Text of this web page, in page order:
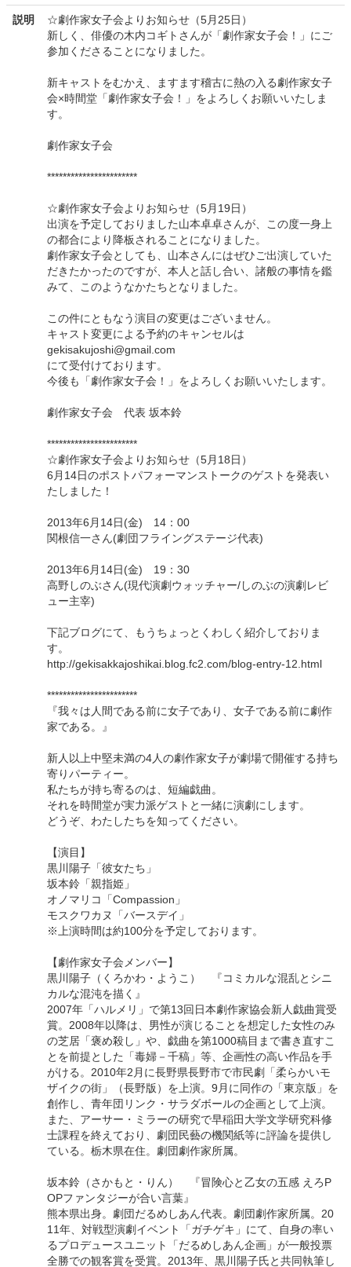
説明
☆劇作家女子会よりお知らせ（5月25日）
新しく、俳優の木内コギトさんが「劇作家女子会！」にご
参加くださることになりました。
新キャストをむかえ、ますます稽古に熱の入る劇作家女子
会×時間堂「劇作家女子会！」をよろしくお願いいたしま
す。
劇作家女子会
***********************
☆劇作家女子会よりお知らせ（5月19日）
出演を予定しておりました山本卓卓さんが、この度一身上
の都合により降板されることになりました。
劇作家女子会としても、山本さんにはぜひご出演していた
だきたかったのですが、本人と話し合い、諸般の事情を鑑
みて、このようなかたちとなりました。
この件にともなう演目の変更はございません。
キャスト変更による予約のキャンセルは
gekisakujoshi@gmail.com
にて受付けております。
今後も「劇作家女子会！」をよろしくお願いいたします。
劇作家女子会 代表 坂本鈴
***********************
☆劇作家女子会よりお知らせ（5月18日）
6月14日のポストパフォーマンストークのゲストを発表い
たしました！
2013年6月14日(金) 14：00
関根信一さん(劇団フライングステージ代表)
2013年6月14日(金) 19：30
高野しのぶさん(現代演劇ウォッチャー/しのぶの演劇レビ
ュー主宰)
下記ブログにて、もうちょっとくわしく紹介しておりま
す。
http://gekisakkajoshikai.blog.fc2.com/blog-entry-12.html
***********************
『我々は人間である前に女子であり、女子である前に劇作
家である。』
新人以上中堅未満の4人の劇作家女子が劇場で開催する持ち
寄りパーティー。
私たちが持ち寄るのは、短編戯曲。
それを時間堂が実力派ゲストと一緒に演劇にします。
どうぞ、わたしたちを知ってください。
【演目】
黒川陽子「彼女たち」
坂本鈴「親指姫」
オノマリコ「Compassion」
モスクワカヌ「バースデイ」
※上演時間は約100分を予定しております。
【劇作家女子会メンバー】
黒川陽子（くろかわ・ようこ） 『コミカルな混乱とシニ
カルな混沌を描く』
2007年「ハルメリ」で第13回日本劇作家協会新人戯曲賞受
賞。2008年以降は、男性が演じることを想定した女性のみ
の芝居「褒め殺し」や、戯曲を第1000稿目まで書き直すこ
とを前提とした「毒婦－千稿」等、企画性の高い作品を手
がける。2010年2月に長野県長野市で市民劇「柔らかいモ
ザイクの街」（長野版）を上演。9月に同作の「東京版」を
創作し、青年団リンク・サラダボールの企画として上演。
また、アーサー・ミラーの研究で早稲田大学文学研究科修
士課程を終えており、劇団民藝の機関紙等に評論を提供し
ている。栃木県在住。劇団劇作家所属。
坂本鈴（さかもと・りん） 『冒険心と乙女の五感 えろP
OPファンタジーが合い言葉』
熊本県出身。劇団だるめしあん代表。劇団劇作家所属。20
11年、対戦型演劇イベント「ガチゲキ」にて、自身の率い
るプロデュースユニット「だるめしあん企画」が一般投票
全勝での観客賞を受賞。2013年、黒川陽子氏と共同執筆し